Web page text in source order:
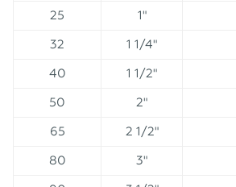
25
1"
32
1 1/4"
40
1 1/2"
50
2"
65
2 1/2"
80
3"